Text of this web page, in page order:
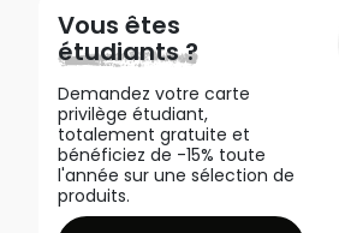
Vous êtes
étudiants ?
Demandez votre carte
privilège étudiant,
totalement gratuite et
bénéficiez de -15% toute
l'année sur une sélection de
produits.